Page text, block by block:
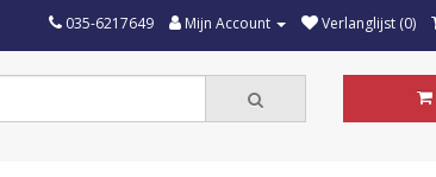
035-6217649 Mijn Account Verlanglijst (0)